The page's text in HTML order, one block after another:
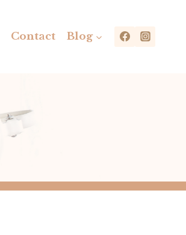
Contact Blog